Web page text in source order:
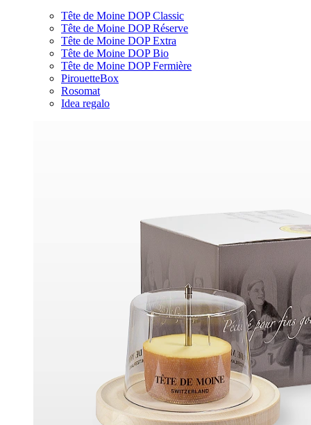
Tête de Moine DOP Classic
Tête de Moine DOP Réserve
Tête de Moine DOP Extra
Tête de Moine DOP Bio
Tête de Moine DOP Fermière
PirouetteBox
Rosomat
Idea regalo